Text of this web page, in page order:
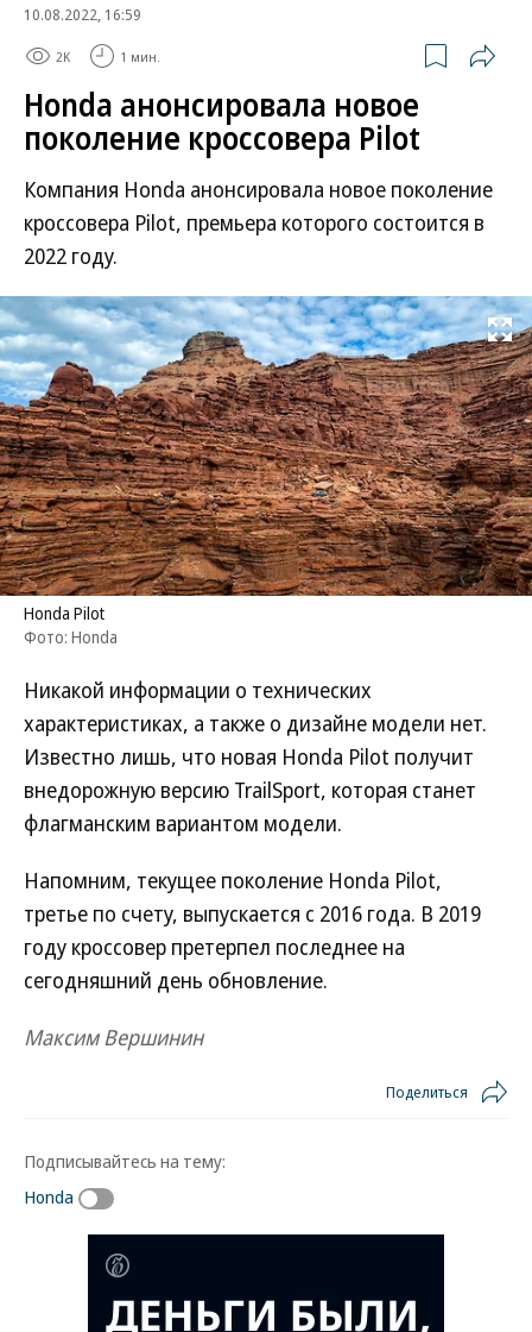
10.08.2022, 16:59
2K 1 мин.
Honda анонсировала новое
поколение кроссовера Pilot
Компания Honda анонсировала новое поколение
кроссовера Pilot, премьера которого состоится в
2022 году.
Развернуть
Honda Pilot
Фото: Honda
Никакой информации о технических
характеристиках, а также о дизайне модели нет.
Известно лишь, что новая Honda Pilot получит
внедорожную версию TrailSport, которая станет
флагманским вариантом модели.
Напомним, текущее поколение Honda Pilot,
третье по счету, выпускается с 2016 года. В 2019
году кроссовер претерпел последнее на
сегодняшний день обновление.
Максим Вершинин
Поделиться
Подписывайтесь на тему:
Honda